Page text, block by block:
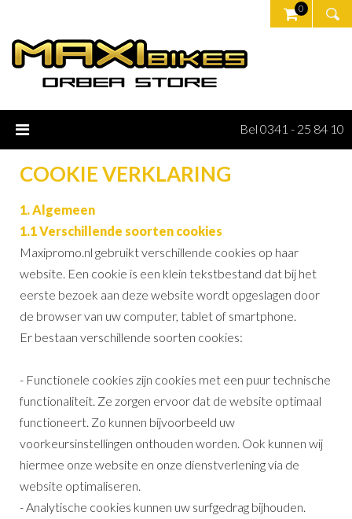
0
Bel 0341 - 25 84 10
COOKIE VERKLARING
1. Algemeen
1.1 Verschillende soorten cookies
Maxipromo.nl gebruikt verschillende cookies op haar
website. Een cookie is een klein tekstbestand dat bij het
eerste bezoek aan deze website wordt opgeslagen door
de browser van uw computer, tablet of smartphone.
Er bestaan verschillende soorten cookies:
- Functionele cookies zijn cookies met een puur technische
functionaliteit. Ze zorgen ervoor dat de website optimaal
functioneert. Zo kunnen bijvoorbeeld uw
voorkeursinstellingen onthouden worden. Ook kunnen wij
hiermee onze website en onze dienstverlening via de
website optimaliseren.
- Analytische cookies kunnen uw surfgedrag bijhouden.